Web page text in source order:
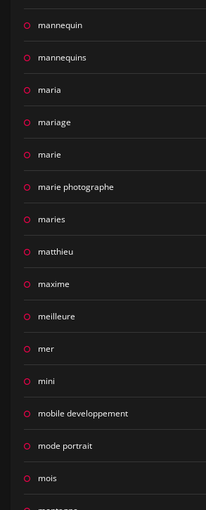
mannequin
mannequins
maria
mariage
marie
marie photographe
maries
matthieu
maxime
meilleure
mer
mini
mobile developpement
mode portrait
mois